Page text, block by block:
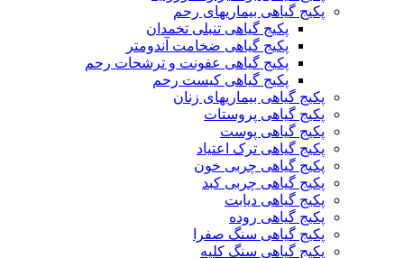
پکیج گیاهی بیماریهای رحم
پکیج گیاهی تنبلی تخمدان
پکیج گیاهی ضخامت آندومتر
پکیج گیاهی عفونت و ترشحات رحم
پکیج گیاهی کیست رحم
پکیج گیاهی بیماریهای زنان
پکیج گیاهی پروستات
پکیج گیاهی پوست
پکیج گیاهی ترک اعتیاد
پکیج گیاهی چربی خون
پکیج گیاهی چربی کبد
پکیج گیاهی دیابت
پکیج گیاهی روده
پکیج گیاهی سنگ صفرا
پکیج گیاهی سنگ کلیه